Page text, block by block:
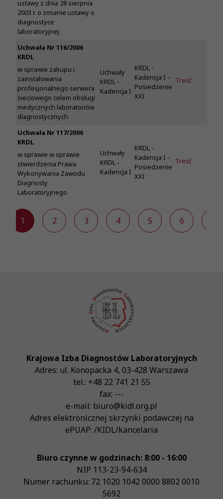
ustawy z dnia 28 sierpnia
2003 r. o zmianie ustawy o
diagnostyce
laboratoryjnej
Uchwała Nr 116/2006
KRDL
w sprawie zakupu i
zainstalowania
profesjonalnego serwera
sieciowego celem obsługi
medycznych laboratoriów
diagnostycznych
Uchwały
KRDL -
Kadencja I
KRDL -
Kadencja I -
Posiedzenie
XXI
Treść
Uchwała Nr 117/2006
KRDL
w sprawie w sprawie
stwierdzenia Prawa
Wykonywania Zawodu
Diagnosty
Laboratoryjnego
Uchwały
KRDL -
Kadencja I
KRDL -
Kadencja I -
Posiedzenie
XXI
Treść
1 2 3 4 5 6
Krajowa Izba Diagnostów Laboratoryjnych
Adres: ul. Konopacka 4, 03-428 Warszawa
tel.: +48 22 741 21 55
fax: ---
e-mail: biuro@kidl.org.pl
Adres elektronicznej skrzynki podawczej na
ePUAP: /KIDL/kancelaria
Biuro czynne w godzinach: 8:00 - 16:00
NIP 113-23-94-634
Numer rachunku: 72 1020 1042 0000 8802 0010
5692